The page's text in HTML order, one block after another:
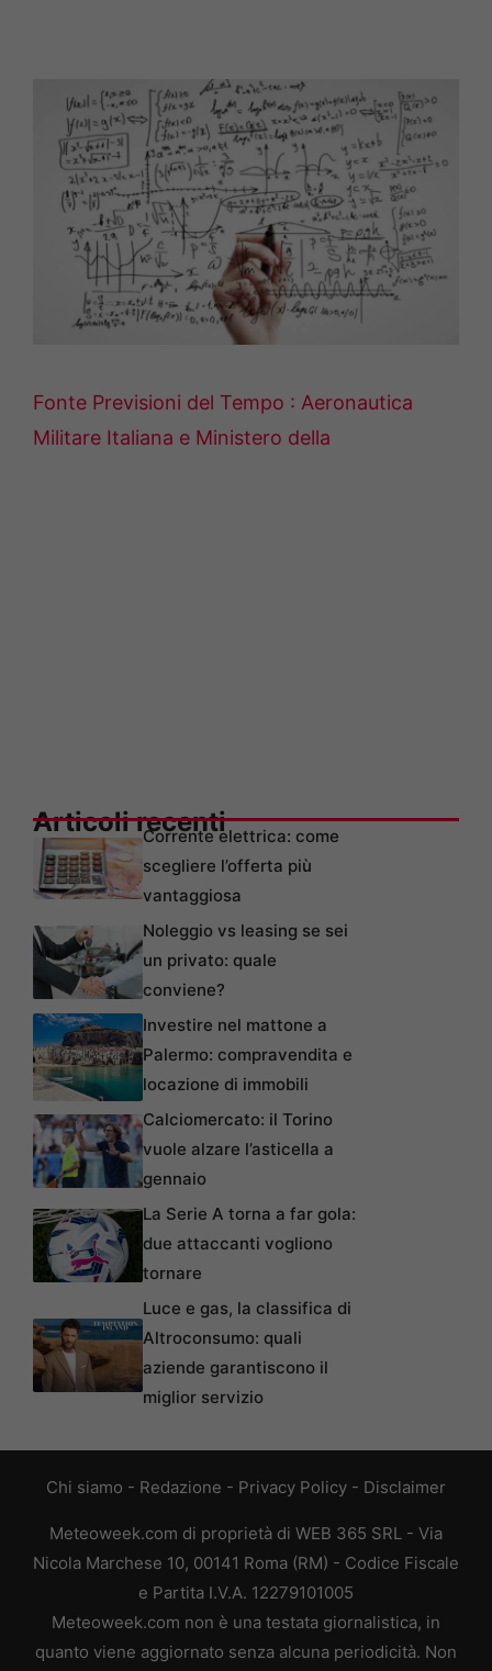
Fonte Previsioni del Tempo : Aeronautica
Militare Italiana e Ministero della
Articoli recentiCorrente elettrica: come
scegliere l’offerta più
vantaggiosa
Noleggio vs leasing se sei
un privato: quale
conviene?
Investire nel mattone a
Palermo: compravendita e
locazione di immobili
Calciomercato: il Torino
vuole alzare l’asticella a
gennaio
La Serie A torna a far gola:
due attaccanti vogliono
tornare
Luce e gas, la classifica di
Altroconsumo: quali
aziende garantiscono il
miglior servizio
Chi siamo - Redazione - Privacy Policy - Disclaimer
Meteoweek.com di proprietà di WEB 365 SRL - Via
Nicola Marchese 10, 00141 Roma (RM) - Codice Fiscale
e Partita I.V.A. 12279101005
Meteoweek.com non è una testata giornalistica, in
quanto viene aggiornato senza alcuna periodicità. Non